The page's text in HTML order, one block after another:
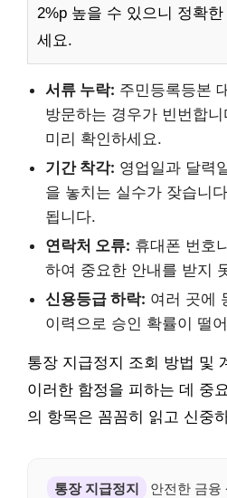
2%p 높을 수 있으니 정확
세요.
서류 누락: 주민등록등본
방문하는 경우가 빈번합
미리 확인하세요.
기간 착각: 영업일과 달력
을 놓치는 실수가 잦습니
됩니다.
연락처 오류: 휴대폰 번호
하여 중요한 안내를 받지
신용등급 하락: 여러 곳에
이력으로 승인 확률이 떨
통장 지급정지 조회 방법 및
이러한 함정을 피하는 데 중
의 항목은 꼼꼼히 읽고 신중
통장 지급정지
안전한 금융